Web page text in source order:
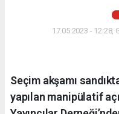
17.05.2023 - 12:28,
Seçim akşamı
yapılan manipülatif